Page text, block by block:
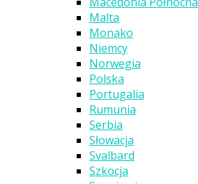
Malta
Monako
Niemcy
Norwegia
Polska
Portugalia
Rumunia
Serbia
Słowacja
Svalbard
Szkocja